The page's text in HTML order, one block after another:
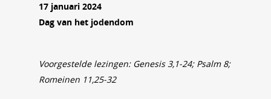
17 januari 2024
Dag van het jodendom
Voorgestelde lezingen: Genesis 3,1-24; Psalm 8;
Romeinen 11,25-32